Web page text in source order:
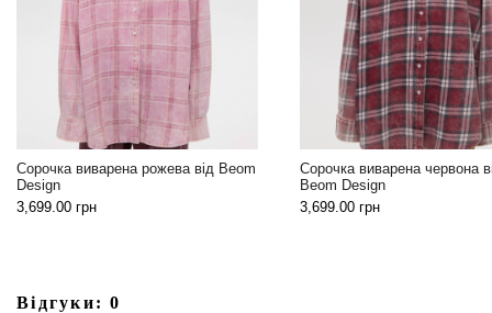
Сорочка виварена рожева від Beom
Design
3,699.00 грн
Сорочка виварена червона
Beom Design
3,699.00 грн
Відгуки: 0